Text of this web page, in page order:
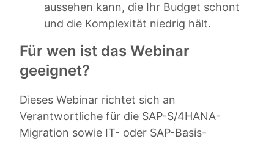
aussehen kann, die Ihr Budget schont
und die Komplexität niedrig hält.
Für wen ist das Webinar
geeignet?
Dieses Webinar richtet sich an
Verantwortliche für die SAP-S/4HANA-
Migration sowie IT- oder SAP-Basis-